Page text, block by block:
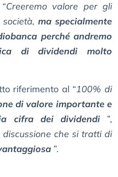
Creeremo valore per gli
società,ma specialmente
perché andremo
di dividendi molto
riferimento al “100% di
di valore importante e
cifra dei dividendi
”,
che si tratti di
”.